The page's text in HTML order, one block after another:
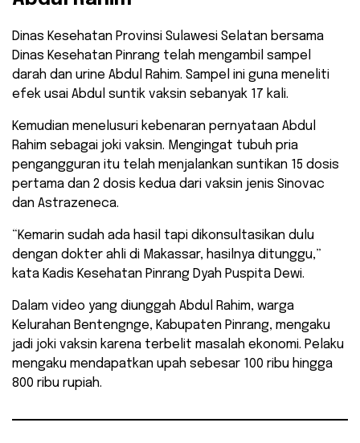
Dinas Kesehatan Provinsi Sulawesi Selatan bersama
Dinas Kesehatan Pinrang telah mengambil sampel
darah dan urine Abdul Rahim. Sampel ini guna meneliti
efek usai Abdul suntik vaksin sebanyak 17 kali.
Kemudian menelusuri kebenaran pernyataan Abdul
Rahim sebagai joki vaksin. Mengingat tubuh pria
pengangguran itu telah menjalankan suntikan 15 dosis
pertama dan 2 dosis kedua dari vaksin jenis Sinovac
dan Astrazeneca.
“Kemarin sudah ada hasil tapi dikonsultasikan dulu
dengan dokter ahli di Makassar, hasilnya ditunggu,”
kata Kadis Kesehatan Pinrang Dyah Puspita Dewi.
Dalam video yang diunggah Abdul Rahim, warga
Kelurahan Bentengnge, Kabupaten Pinrang, mengaku
jadi joki vaksin karena terbelit masalah ekonomi. Pelaku
mengaku mendapatkan upah sebesar 100 ribu hingga
800 ribu rupiah.